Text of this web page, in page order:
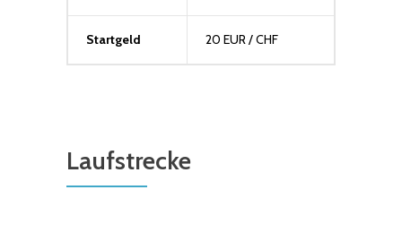
Startgeld 20 EUR / CHF
Laufstrecke